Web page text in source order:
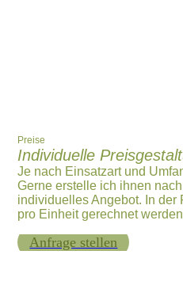
Preise
Individuelle
Je nach Einsatzart und
Gerne erstelle ich ihnen
individuelles Angebot. In der
pro Einheit gerechnet
Anfrage stellen